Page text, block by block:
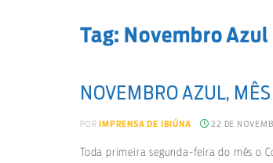
Tag: Novembro Azul
NOVEMBRO AZUL,
POR IMPRENSA DE IBIÚNA 22 DE
Toda primeira segunda-feira do mês o